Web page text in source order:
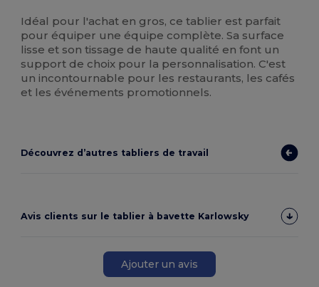
Idéal pour l'achat en gros, ce tablier est parfait
pour équiper une équipe complète. Sa surface
lisse et son tissage de haute qualité en font un
support de choix pour la personnalisation. C'est
un incontournable pour les restaurants, les cafés
et les événements promotionnels.
Découvrez d’autres tabliers de travail
Avis clients sur le tablier à bavette Karlowsky
Ajouter un avis